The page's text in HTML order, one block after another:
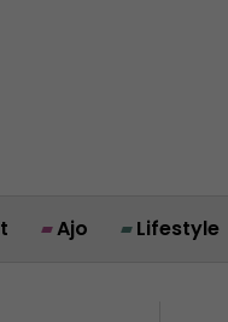
Ajo Lifestyle